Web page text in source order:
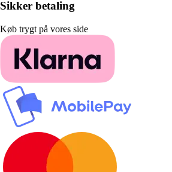
Sikker betaling
Køb trygt på vores side